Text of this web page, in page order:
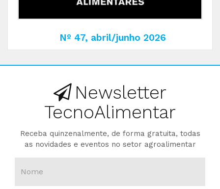
Nº 47, abril/junho 2026
Newsletter
TecnoAlimentar
Receba quinzenalmente, de forma gratuita, todas
as novidades e eventos no setor agroalimentar